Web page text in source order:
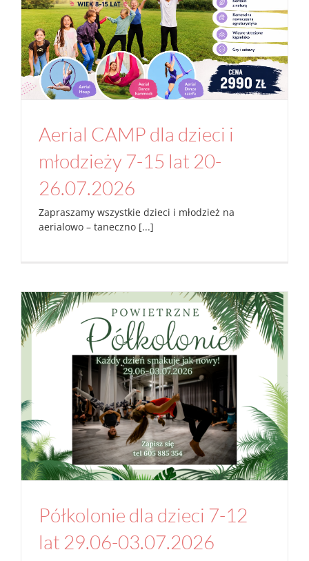
20-26.07.2026
Aktualności Studio
Aerial CAMP dla dzieci i
młodzieży 7-15 lat 20-
26.07.2026
Zapraszamy wszystkie dzieci i młodzież na
aerialowo – taneczno [...]
Półkolonie dla dzieci 7-12 lat 29.06-03.07.2026
Aktualności Studio
Półkolonie dla dzieci 7-12
lat 29.06-03.07.2026